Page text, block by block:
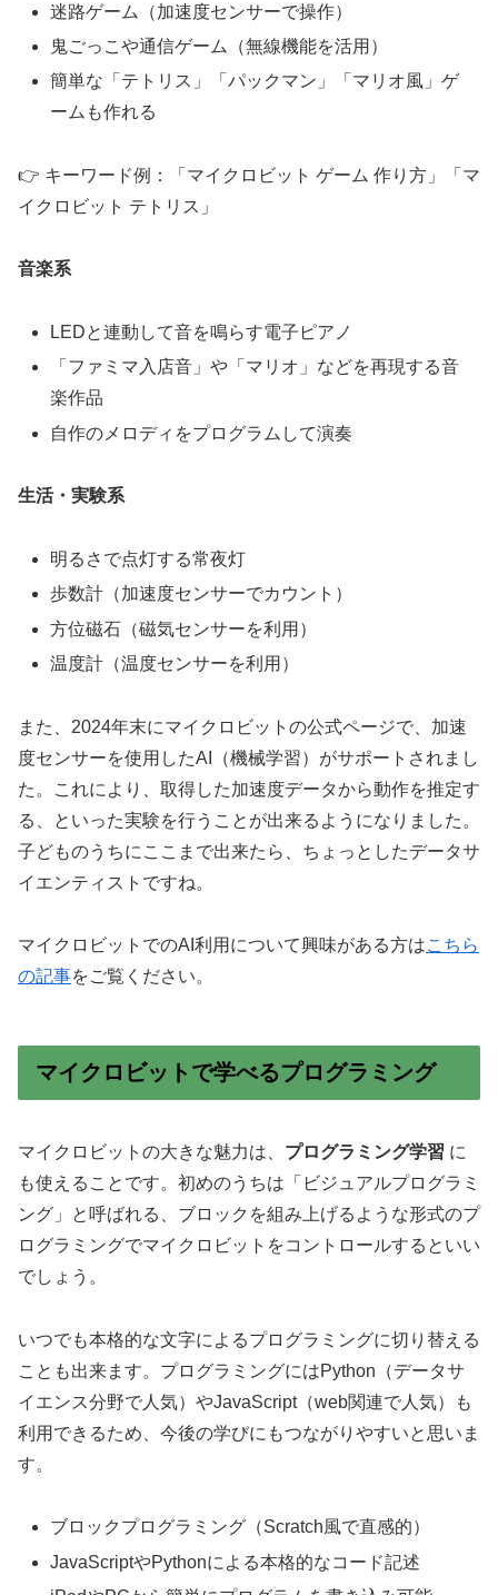
迷路ゲーム（加速度センサーで操作）
鬼ごっこや通信ゲーム（無線機能を活用）
簡単な「テトリス」「パックマン」「マリオ風」ゲ
ームも作れる
👉 キーワード例：「マイクロビット ゲーム 作り方」「マ
イクロビット テトリス」
音楽系
LEDと連動して音を鳴らす電子ピアノ
「ファミマ入店音」や「マリオ」などを再現する音
楽作品
自作のメロディをプログラムして演奏
生活・実験系
明るさで点灯する常夜灯
歩数計（加速度センサーでカウント）
方位磁石（磁気センサーを利用）
温度計（温度センサーを利用）
また、2024年末にマイクロビットの公式ページで、加速
度センサーを使用したAI（機械学習）がサポートされまし
た。これにより、取得した加速度データから動作を推定す
る、といった実験を行うことが出来るようになりました。
子どものうちにここまで出来たら、ちょっとしたデータサ
イエンティストですね。
マイクロビットでのAI利用について興味がある方はこちら
の記事をご覧ください。
マイクロビットで学べるプログラミング
マイクロビットの大きな魅力は、 プログラミング学習 に
も使えることです。初めのうちは「ビジュアルプログラミ
ング」と呼ばれる、ブロックを組み上げるような形式のプ
ログラミングでマイクロビットをコントロールするといい
でしょう。
いつでも本格的な文字によるプログラミングに切り替える
ことも出来ます。プログラミングにはPython（データサ
イエンス分野で人気）やJavaScript（web関連で人気）も
利用できるため、今後の学びにもつながりやすいと思いま
す。
ブロックプログラミング（Scratch風で直感的）
JavaScriptやPythonによる本格的なコード記述